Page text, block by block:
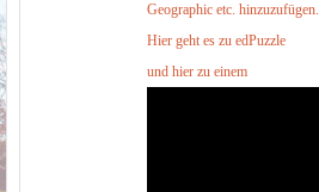
Geographic etc. hinzuzufügen.
Hier geht es zu edPuzzle
und hier zu einem